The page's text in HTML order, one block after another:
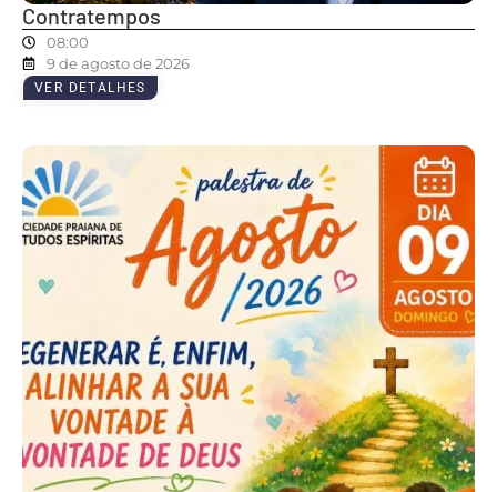
Contratempos
08:00
9 de agosto de 2026
VER DETALHES